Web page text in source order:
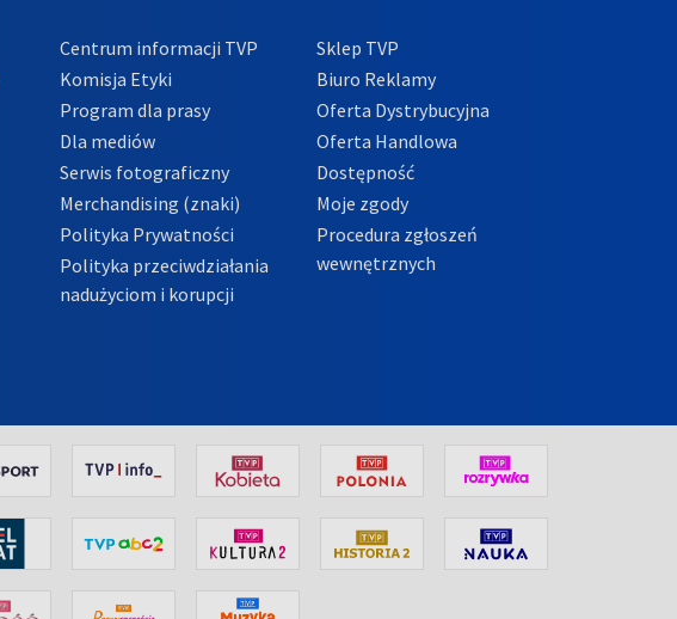
Centrum informacji TVP
Komisja Etyki
Program dla prasy
Dla mediów
Serwis fotograficzny
Merchandising (znaki)
Polityka Prywatności
Polityka przeciwdziałania
nadużyciom i korupcji
Sklep TVP
Biuro Reklamy
Oferta Dystrybucyjna
Oferta Handlowa
Dostępność
Moje zgody
Procedura zgłoszeń
wewnętrznych